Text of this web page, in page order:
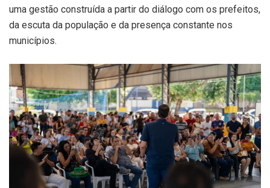
uma gestão construída a partir do diálogo com os prefeitos,
da escuta da população e da presença constante nos
municípios.